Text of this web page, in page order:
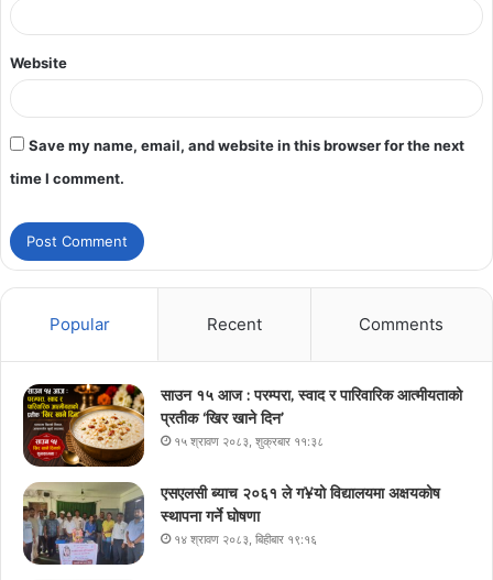
Website
Save my name, email, and website in this browser for the next
time I comment.
Popular Recent Comments
साउन १५ आज : परम्परा, स्वाद र पारिवारिक आत्मीयताको
प्रतीक ‘खिर खाने दिन’
१५ श्रावण २०८३, शुक्रबार ११:३८
एसएलसी ब्याच २०६१ ले ग¥यो विद्यालयमा अक्षयकोष
स्थापना गर्ने घोषणा
१४ श्रावण २०८३, बिहीबार १९:१६